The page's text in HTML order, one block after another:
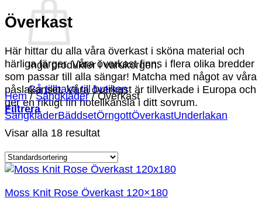
Inga produkter i varukorgen.
Gå tillbaka till butiken
Överkast
Här hittar du alla våra överkast i sköna material och
härliga färger. Våra överkast finns i flera olika bredder
som passar till alla sängar! Matcha med något av våra
påslakanset. Våra överkast är tillverkade i Europa och
ger en riktigt fin hotellkänsla i ditt sovrum.
SängkläderBäddsetÖrngottÖverkastUnderlakan
Hem / Sängkläder /Överkast
Filtrera
Visar alla 18 resultat
Moss Knit Rose Överkast 120×180